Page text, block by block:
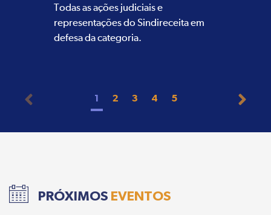
Todas as ações judiciais e
representações do Sindireceita em
defesa da categoria.
1 2 3 4 5
PRÓXIMOS EVENTOS